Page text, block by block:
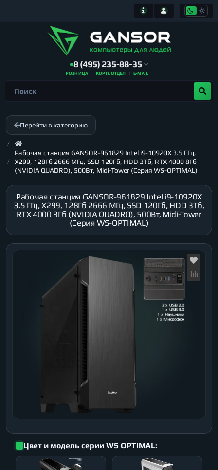
8 (495) 235-88-35
РОЗНИЦА КОРП. ОТДЕЛ E-MAIL
Перейти в категорию
Рабочая станция GANSOR-961829 Intel i9-10920X 3.5 ГГц,
X299, 128Гб 2666 МГц, SSD 120Гб, HDD 3Тб, RTX 4000 8Гб
(NVIDIA QUADRO), 500Вт, Midi-Tower (Серия WS-OPTIMAL)
Рабочая станция GANSOR-961829 Intel i9-10920X
3.5 ГГц, X299, 128Гб 2666 МГц, SSD 120Гб, HDD 3Тб,
RTX 4000 8Гб (NVIDIA QUADRO), 500Вт, Midi-Tower
(Серия WS-OPTIMAL)
Цвет и модель серии WS OPTIMAL: